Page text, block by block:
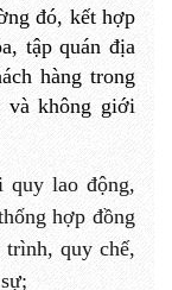
đó, kết hợp
tập quán địa
hàng trong
và không giới
quy lao động,
hợp đồng
trình, quy chế,